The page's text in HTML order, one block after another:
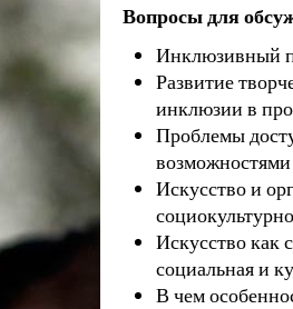
Вопросы для
Инклюзивный
Развитие
инклюзии в
Проблемы
Искусство и
Искусство как
социальная и
В чем